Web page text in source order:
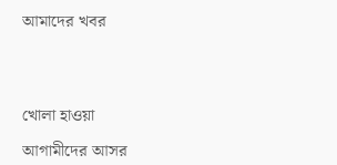
আমাদের খবর
খোলা হাওয়া
আগামীদের আসর